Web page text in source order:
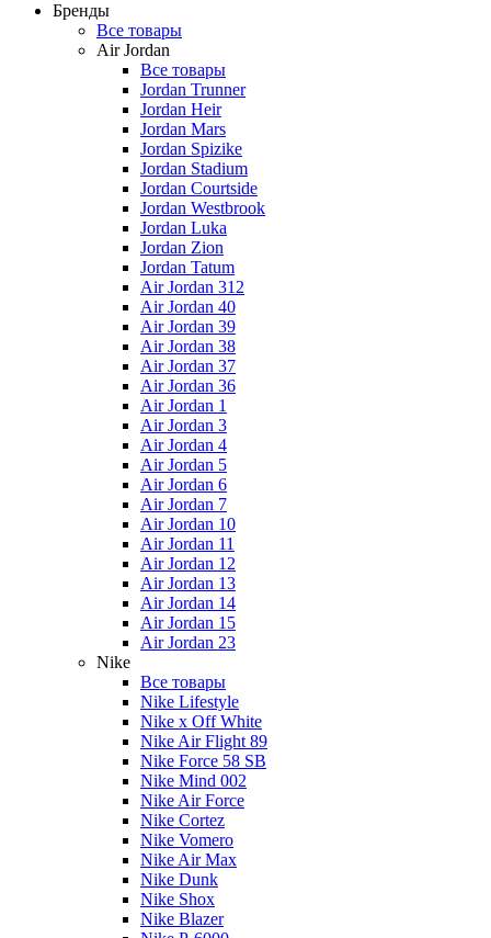
Бренды
Все товары
Air Jordan
Все товары
Jordan Trunner
Jordan Heir
Jordan Mars
Jordan Spizike
Jordan Stadium
Jordan Courtside
Jordan Westbrook
Jordan Luka
Jordan Zion
Jordan Tatum
Air Jordan 312
Air Jordan 40
Air Jordan 39
Air Jordan 38
Air Jordan 37
Air Jordan 36
Air Jordan 1
Air Jordan 3
Air Jordan 4
Air Jordan 5
Air Jordan 6
Air Jordan 7
Air Jordan 10
Air Jordan 11
Air Jordan 12
Air Jordan 13
Air Jordan 14
Air Jordan 15
Air Jordan 23
Nike
Все товары
Nike Lifestyle
Nike x Off White
Nike Air Flight 89
Nike Force 58 SB
Nike Mind 002
Nike Air Force
Nike Cortez
Nike Vomero
Nike Air Max
Nike Dunk
Nike Shox
Nike Blazer